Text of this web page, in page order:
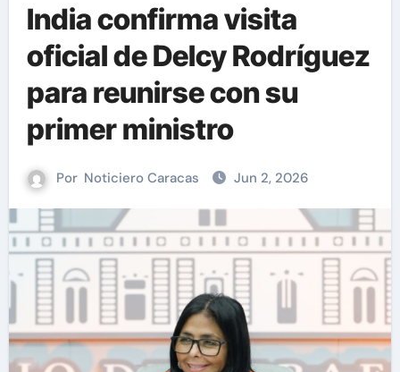
India confirma visita
oficial de Delcy Rodríguez
para reunirse con su
primer ministro
Por Noticiero Caracas Jun 2, 2026